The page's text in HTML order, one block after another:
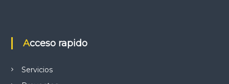
Acceso rapido
Servicios